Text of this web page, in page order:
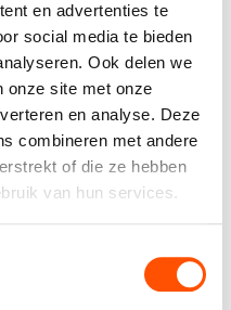
en advertenties te
social media te bieden
Ook delen we
onze site met onze
en analyse. Deze
combineren met andere
of die ze hebben
van hun services.